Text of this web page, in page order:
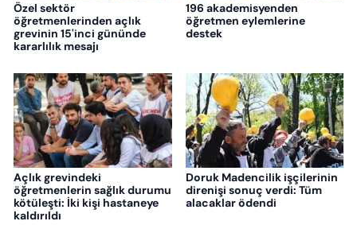
Özel sektör
öğretmenlerinden açlık
grevinin 15'inci gününde
kararlılık mesajı
196 akademisyenden
öğretmen eylemlerine
destek
Açlık grevindeki
öğretmenlerin sağlık durumu
kötüleşti: İki kişi hastaneye
kaldırıldı
Doruk Madencilik işçilerinin
direnişi sonuç verdi: Tüm
alacaklar ödendi